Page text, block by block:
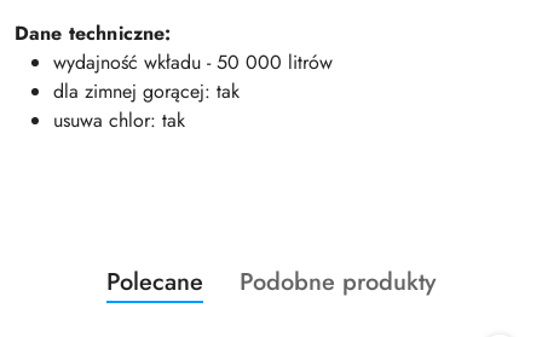
Dane techniczne:
wydajność wkładu - 50 000 litrów
dla zimnej gorącej: tak
usuwa chlor: tak
Pomiń karuzelę produktów
Produkty
o
Polecane
Produkty
Podobne produkty